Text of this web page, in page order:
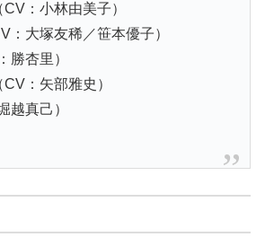
：小林由美子）
：大塚友稀／笹本優子）
勝杏里）
：矢部雅史）
越真己）